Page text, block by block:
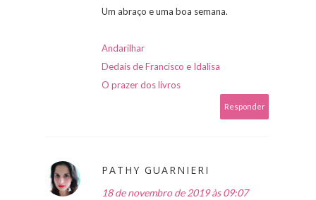
Um abraço e uma boa semana.
Andarilhar
Dedais de Francisco e Idalisa
O prazer dos livros
Responder
PATHY GUARNIERI
18 de novembro de 2019 às 09:07